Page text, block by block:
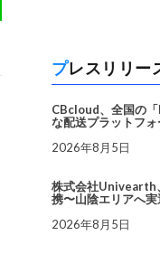
プレスリリ
CBcloud、全国の
な配送プラットフ
2026年8月5日
株式会社Univearth
携〜山陰エリアへ
2026年8月5日